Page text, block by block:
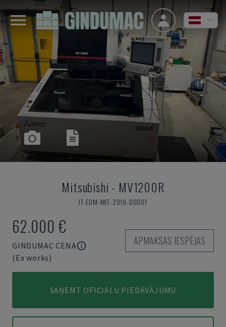
Mitsubishi - MV1200R
IT-EDM-MIT-2018-00001
62.000 €
GINDUMAC CENA
(Ex works)
APMAKSAS IESPĒJAS
SAŅEMT OFICIĀLU PIEDĀVĀJUMU